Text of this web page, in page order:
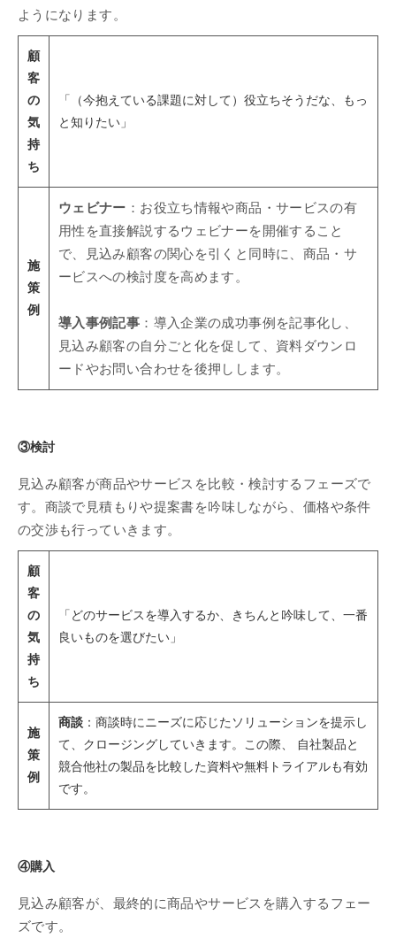
ようになります。
顧
客
の
気
持
ち
「（今抱えている課題に対して）役立ちそうだな、もっ
と知りたい」
施
策
例
ウェビナー ：お役立ち情報や商品・サービスの有
用性を直接解説するウェビナーを開催すること
で、見込み顧客の関心を引くと同時に、商品・サ
ービスへの検討度を高めます。
導入事例記事 ：導入企業の成功事例を記事化し、
見込み顧客の自分ごと化を促して、資料ダウンロ
ードやお問い合わせを後押しします。
③検討
見込み顧客が商品やサービスを比較・検討するフェーズで
す。商談で見積もりや提案書を吟味しながら、価格や条件
の交渉も行っていきます。
顧
客
の
気
持
ち
「どのサービスを導入するか、きちんと吟味して、一番
良いものを選びたい」
施
策
例
商談 ：商談時にニーズに応じたソリューションを提示し
て、クロージングしていきます。この際、 自社製品と
競合他社の製品を比較した資料や無料トライアルも有効
です。
④購入
見込み顧客が、最終的に商品やサービスを購入するフェー
ズです。